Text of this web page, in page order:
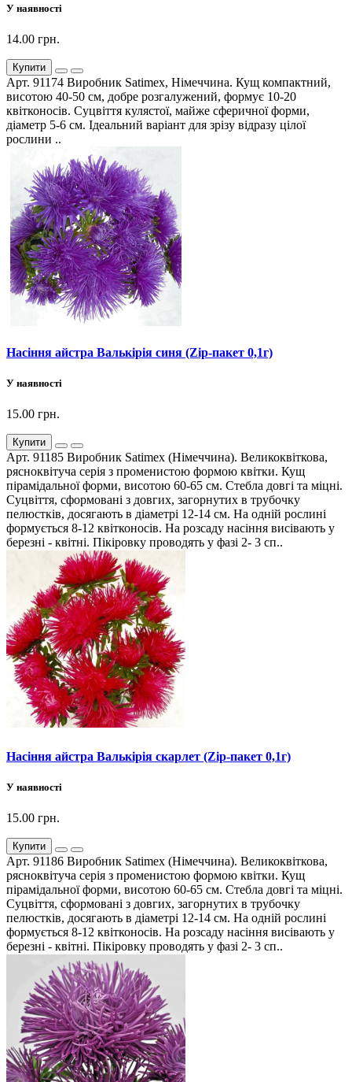
У наявності
14.00 грн.
Купити
Арт. 91174 Виробник Satimex, Німеччина. Кущ компактний,
висотою 40-50 см, добре розгалужений, формує 10-20
квітконосів. Суцвіття кулястої, майже сферичної форми,
діаметр 5-6 см. Ідеальний варіант для зрізу відразу цілої
рослини ..
Насіння айстра Валькірія синя (Zip-пакет 0,1г)
У наявності
15.00 грн.
Купити
Арт. 91185 Виробник Satimex (Німеччина). Великоквіткова,
рясноквітуча серія з променистою формою квітки. Кущ
пірамідальної форми, висотою 60-65 см. Стебла довгі та міцні.
Суцвіття, сформовані з довгих, загорнутих в трубочку
пелюстків, досягають в діаметрі 12-14 см. На одній рослині
формується 8-12 квітконосів. На розсаду насіння висівають у
березні - квітні. Пікіровку проводять у фазі 2- 3 сп..
Насіння айстра Валькірія скарлет (Zip-пакет 0,1г)
У наявності
15.00 грн.
Купити
Арт. 91186 Виробник Satimex (Німеччина). Великоквіткова,
рясноквітуча серія з променистою формою квітки. Кущ
пірамідальної форми, висотою 60-65 см. Стебла довгі та міцні.
Суцвіття, сформовані з довгих, загорнутих в трубочку
пелюстків, досягають в діаметрі 12-14 см. На одній рослині
формується 8-12 квітконосів. На розсаду насіння висівають у
березні - квітні. Пікіровку проводять у фазі 2- 3 сп..